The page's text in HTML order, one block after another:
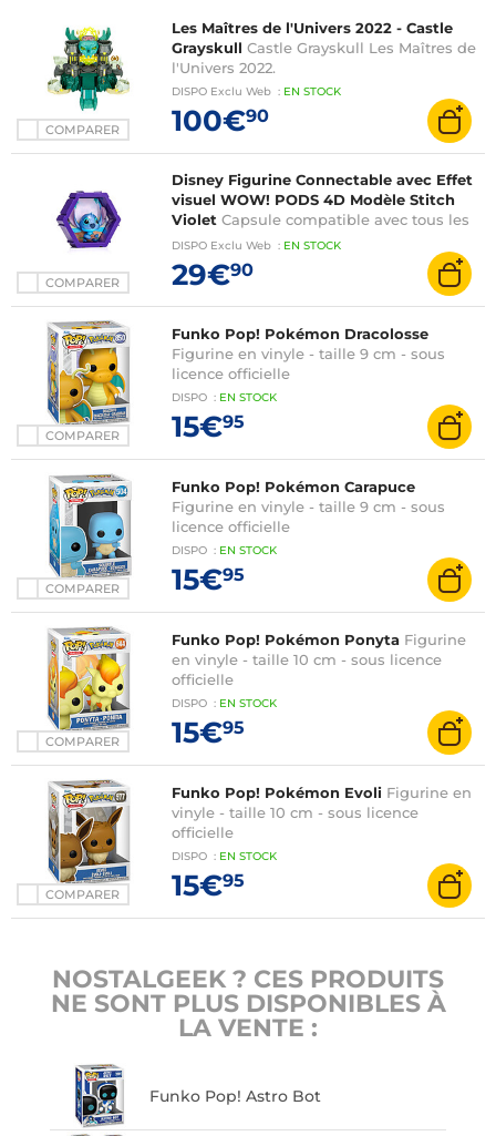
COMPARER
Les Maîtres de l'Univers 2022 - Castle
Grayskull Castle Grayskull Les Maîtres de
l'Univers 2022.
DISPO Exclu Web : EN STOCK
100€90
COMPARER
Disney Figurine Connectable avec Effet
visuel WOW! PODS 4D Modèle Stitch
Violet Capsule compatible avec tous les
modèles de la gamme WOW! PODS pour
créer une scène unique
DISPO Exclu Web : EN STOCK
29€90
COMPARER
Funko Pop! Pokémon Dracolosse
Figurine en vinyle - taille 9 cm - sous
licence officielle
DISPO : EN STOCK
15€95
COMPARER
Funko Pop! Pokémon Carapuce
Figurine en vinyle - taille 9 cm - sous
licence officielle
DISPO : EN STOCK
15€95
COMPARER
Funko Pop! Pokémon Ponyta Figurine
en vinyle - taille 10 cm - sous licence
officielle
DISPO : EN STOCK
15€95
COMPARER
Funko Pop! Pokémon Evoli Figurine en
vinyle - taille 10 cm - sous licence
officielle
DISPO : EN STOCK
15€95
NOSTALGEEK ? CES PRODUITS
NE SONT PLUS DISPONIBLES À
LA VENTE :
Funko Pop! Astro Bot